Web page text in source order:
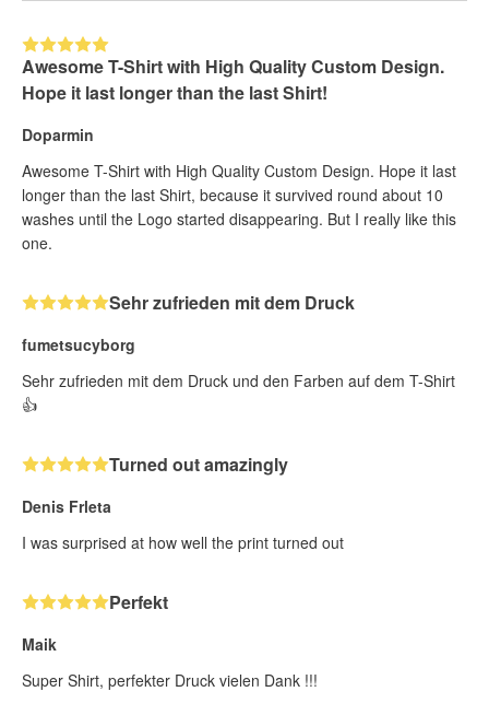
Awesome T-Shirt with High Quality Custom Design.
Hope it last longer than the last Shirt!
Doparmin
Awesome T-Shirt with High Quality Custom Design. Hope it last
longer than the last Shirt, because it survived round about 10
washes until the Logo started disappearing. But I really like this
one.
Sehr zufrieden mit dem Druck
fumetsucyborg
Sehr zufrieden mit dem Druck und den Farben auf dem T-Shirt
👍
Turned out amazingly
Denis Frleta
I was surprised at how well the print turned out
Perfekt
Maik
Super Shirt, perfekter Druck vielen Dank !!!